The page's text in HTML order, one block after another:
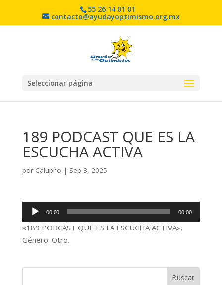
55 26 14 01 01
contacto@ayudayoptimismo.org.mx
Seleccionar página
189 PODCAST QUE ES LA
ESCUCHA ACTIVA
por Calupho | Sep 3, 2025
Reproductor
de
audio
00:00 00:00
«189 PODCAST QUE ES LA ESCUCHA ACTIVA».
Género: Otro.